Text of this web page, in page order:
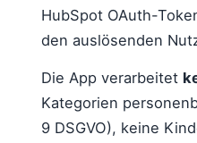
HubSpot OAuth-
den auslösenden
Die App verarbeitet
Kategorien
9 DSGVO), keine